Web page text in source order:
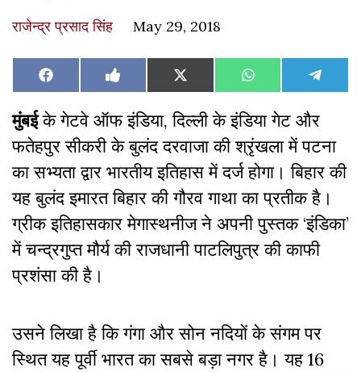
राजेन्द्र प्रसाद सिंह May 29, 2018
Share
on
Facebook Share
on
Like
on
Facebook
Share
on
X
(Twitter)
Share
on
WhatsAppShare
on
मुंबईके गेटवे ऑफ इंडिया, दिल्ली के इंडिया गेट और
फतेहपुर सीकरी के बुलंद दरवाजा की श्रृंखला में पटना
का सभ्यता द्वार भारतीय इतिहास में दर्ज होगा। बिहार की
यह बुलंद इमारत बिहार की गौरव गाथा का प्रतीक है।
ग्रीक इतिहासकार मेगास्थनीज ने अपनी पुस्तक ‘इंडिका’
में चन्द्रगुप्त मौर्य की राजधानी पाटलिपुत्र की काफी
प्रशंसा की है।
उसने लिखा है कि गंगा और सोन नदियों के संगम पर
स्थित यह पूर्वी भारत का सबसे बड़ा नगर है। यह 16